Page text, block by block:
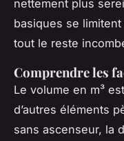
nettement plus
basiques se
tout le reste
Comprendre les
Le volume en m³
d’autres éléments
sans ascenseur, la